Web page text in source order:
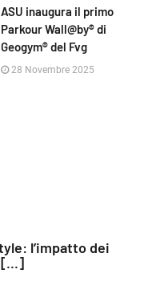
ASU inaugura il primo
Parkour Wall@by® di
Geogym® del Fvg
28 Novembre 2025
l’impatto dei